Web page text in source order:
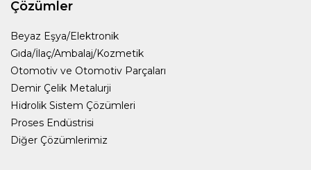
Çözümler
Beyaz Eşya/Elektronik
Gıda/İlaç/Ambalaj/Kozmetik
Otomotiv ve Otomotiv Parçaları
Demir Çelik Metalurji
Hidrolik Sistem Çözümleri
Proses Endüstrisi
Diğer Çözümlerimiz